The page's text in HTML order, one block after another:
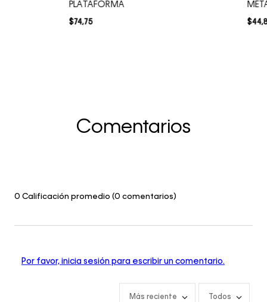
PLATAFORMA
$74,75 $44,
Comentarios
0 Calificación promedio (0 comentarios)
Por favor, inicia sesión para escribir un comentario.
Más reciente Todos